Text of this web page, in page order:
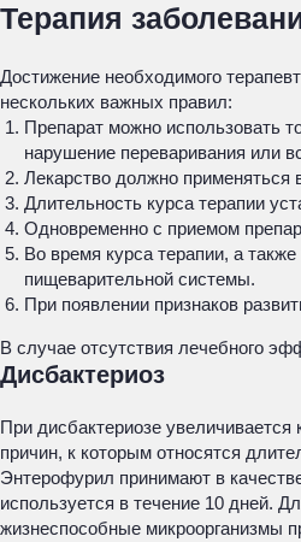
Терапия
Достижение необходимого
нескольких важных правил:
Препарат можно использовать
нарушение переваривания или
Лекарство должно применяться
Длительность курса терапии
Одновременно с приемом
Во время курса терапии, а
пищеварительной системы.
При появлении признаков
В случае отсутствия лечебного
Дисбактериоз
При дисбактериозе
причин, к которым относятся
Энтерофурил принимают в
используется в течение 10 дней.
жизнеспособные микроорганизмы